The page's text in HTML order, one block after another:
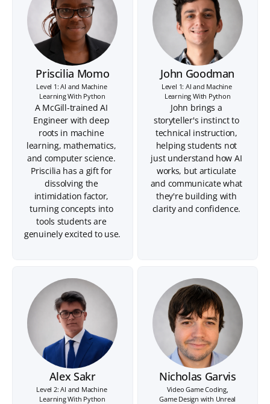
Priscilia Momo
Level 1: AI and Machine
Learning With Python
A McGill-trained AI
Engineer with deep
roots in machine
learning, mathematics,
and computer science.
Priscilia has a gift for
dissolving the
intimidation factor,
turning concepts into
tools students are
John Goodman
Level 1: AI and Machine
Learning With Python
John brings a
storyteller's instinct to
technical instruction,
helping students not
just understand how AI
works, but articulate
and communicate what
they're building with
clarity and confidence.
Alex Sakr
Level 2: AI and Machine
Learning With Python
Nicholas Garvis
Video Game Coding,
Game Design with Unreal